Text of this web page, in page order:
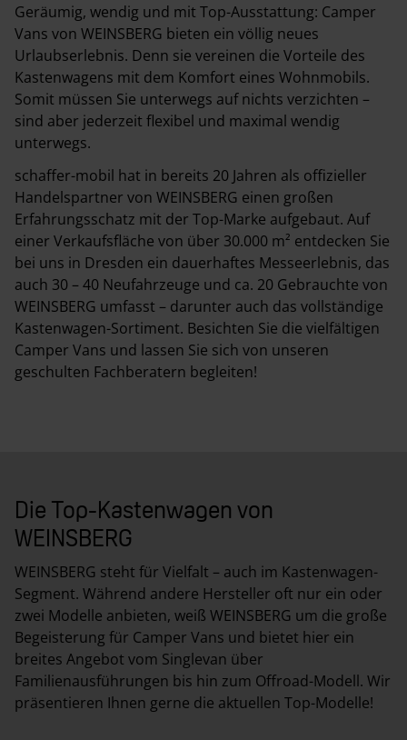
Geräumig, wendig und mit Top-Ausstattung: Camper
Vans von WEINSBERG bieten ein völlig neues
Urlaubserlebnis. Denn sie vereinen die Vorteile des
Kastenwagens mit dem Komfort eines Wohnmobils.
Somit müssen Sie unterwegs auf nichts verzichten –
sind aber jederzeit flexibel und maximal wendig
unterwegs.
schaffer-mobil hat in bereits 20 Jahren als offizieller
Handelspartner von WEINSBERG einen großen
Erfahrungsschatz mit der Top-Marke aufgebaut. Auf
einer Verkaufsfläche von über 30.000 m² entdecken Sie
bei uns in Dresden ein dauerhaftes Messeerlebnis, das
auch 30 – 40 Neufahrzeuge und ca. 20 Gebrauchte von
WEINSBERG umfasst – darunter auch das vollständige
Kastenwagen-Sortiment. Besichten Sie die vielfältigen
Camper Vans und lassen Sie sich von unseren
geschulten Fachberatern begleiten!
Die Top-Kastenwagen von
WEINSBERG
WEINSBERG steht für Vielfalt – auch im Kastenwagen-
Segment. Während andere Hersteller oft nur ein oder
zwei Modelle anbieten, weiß WEINSBERG um die große
Begeisterung für Camper Vans und bietet hier ein
breites Angebot vom Singlevan über
Familienausführungen bis hin zum Offroad-Modell. Wir
präsentieren Ihnen gerne die aktuellen Top-Modelle!